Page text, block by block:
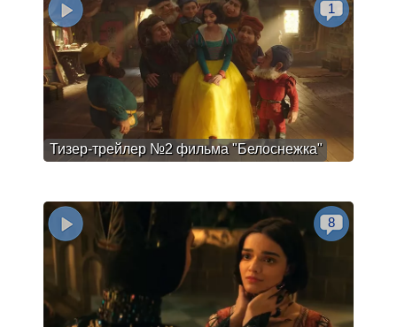
Тизер-трейлер №2 фильма "Белоснежка"
1
8